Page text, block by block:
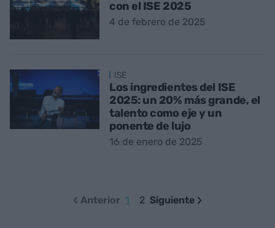
con el ISE 2025
4 de febrero de 2025
ISE
Los ingredientes del ISE
2025: un 20% más grande, el
talento como eje y un
ponente de lujo
16 de enero de 2025
Anterior 1 2 Siguiente